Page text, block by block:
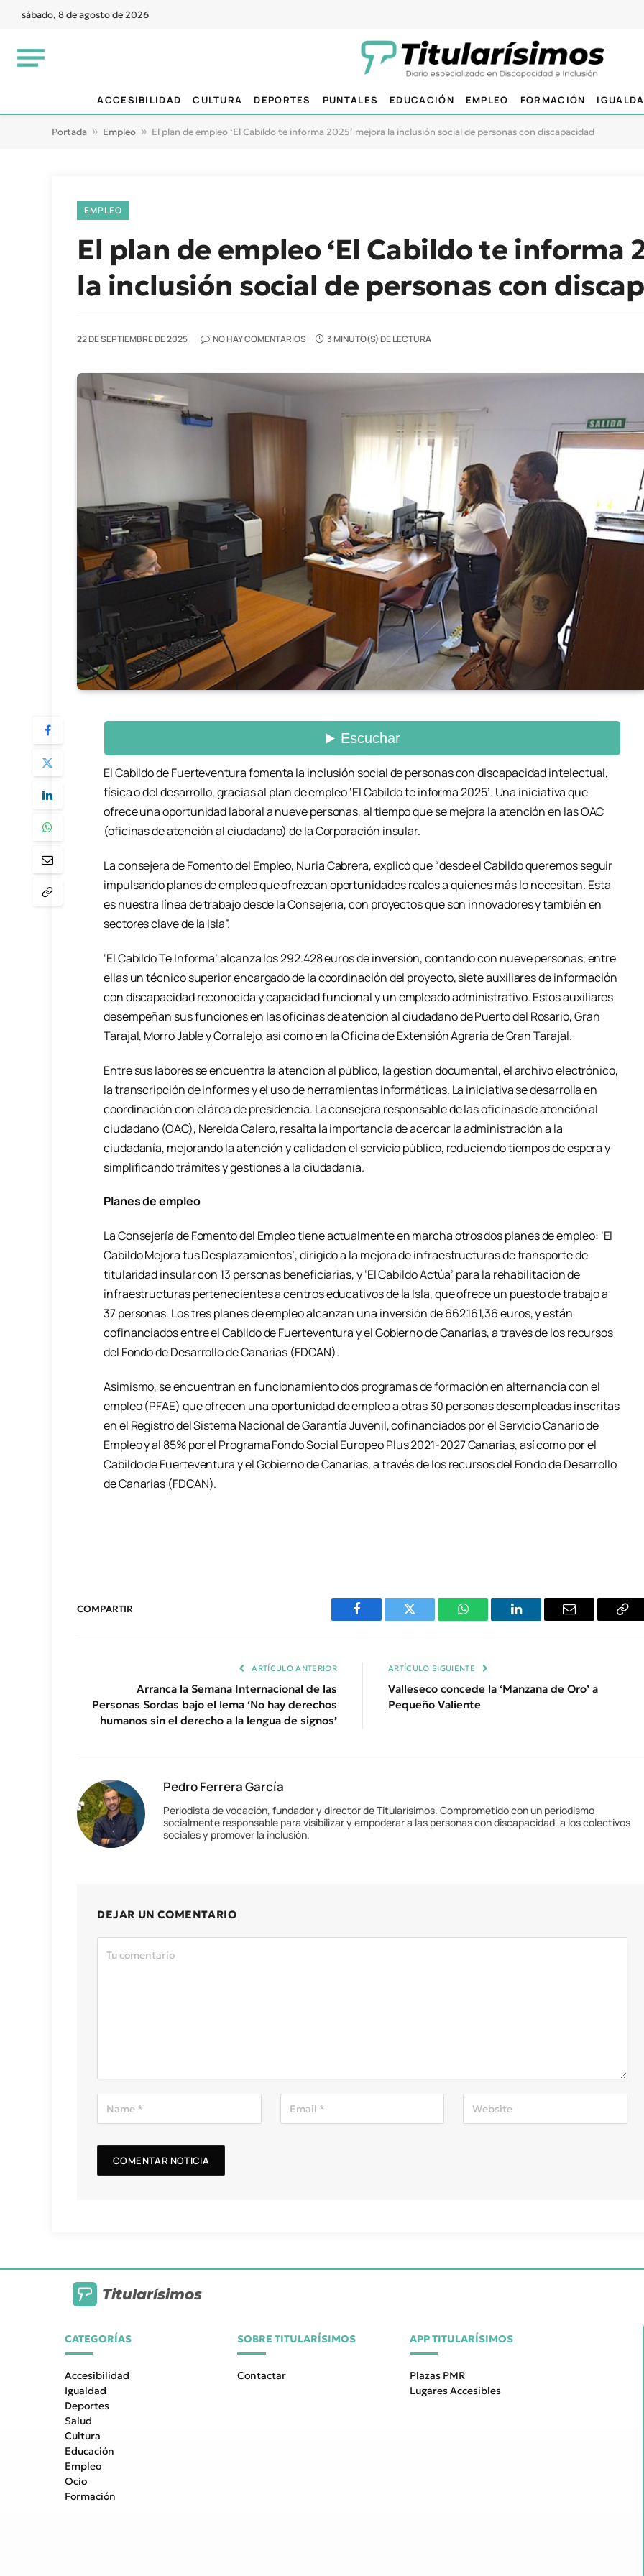
sábado, 8 de agosto de 2026
ACCESIBILIDAD CULTURA DEPORTES PUNTALES EDUCACIÓN EMPLEO FORMACIÓN
Portada » Empleo » El plan de empleo ‘El Cabildo te informa 2025’ mejora la inclusión social de personas con discapacidad
EMPLEO
El plan de empleo ‘El Cabildo te informa
la inclusión social de personas con
22 DE SEPTIEMBRE DE 2025 NO HAY COMENTARIOS 3 MINUTO(S) DE LECTURA
El Cabildo de Fuerteventura fomenta la inclusión social de personas con discapacidad intelectual,
física o del desarrollo, gracias al plan de empleo ‘El Cabildo te informa 2025’. Una iniciativa que
ofrece una oportunidad laboral a nueve personas, al tiempo que se mejora la atención en las OAC
(oficinas de atención al ciudadano) de la Corporación insular.
La consejera de Fomento del Empleo, Nuria Cabrera, explicó que “desde el Cabildo queremos seguir
impulsando planes de empleo que ofrezcan oportunidades reales a quienes más lo necesitan. Esta
es nuestra línea de trabajo desde la Consejería, con proyectos que son innovadores y también en
sectores clave de la Isla”.
‘El Cabildo Te Informa’ alcanza los 292.428 euros de inversión, contando con nueve personas, entre
ellas un técnico superior encargado de la coordinación del proyecto, siete auxiliares de información
con discapacidad reconocida y capacidad funcional y un empleado administrativo. Estos auxiliares
desempeñan sus funciones en las oficinas de atención al ciudadano de Puerto del Rosario, Gran
Tarajal, Morro Jable y Corralejo, así como en la Oficina de Extensión Agraria de Gran Tarajal.
Entre sus labores se encuentra la atención al público, la gestión documental, el archivo electrónico,
la transcripción de informes y el uso de herramientas informáticas. La iniciativa se desarrolla en
coordinación con el área de presidencia. La consejera responsable de las oficinas de atención al
ciudadano (OAC), Nereida Calero, resalta la importancia de acercar la administración a la
ciudadanía, mejorando la atención y calidad en el servicio público, reduciendo tiempos de espera y
simplificando trámites y gestiones a la ciudadanía.
Planes de empleo
La Consejería de Fomento del Empleo tiene actualmente en marcha otros dos planes de empleo: ‘El
Cabildo Mejora tus Desplazamientos’, dirigido a la mejora de infraestructuras de transporte de
titularidad insular con 13 personas beneficiarias, y ‘El Cabildo Actúa’ para la rehabilitación de
infraestructuras pertenecientes a centros educativos de la Isla, que ofrece un puesto de trabajo a
37 personas. Los tres planes de empleo alcanzan una inversión de 662.161,36 euros, y están
cofinanciados entre el Cabildo de Fuerteventura y el Gobierno de Canarias, a través de los recursos
del Fondo de Desarrollo de Canarias (FDCAN).
Asimismo, se encuentran en funcionamiento dos programas de formación en alternancia con el
empleo (PFAE) que ofrecen una oportunidad de empleo a otras 30 personas desempleadas inscritas
en el Registro del Sistema Nacional de Garantía Juvenil, cofinanciados por el Servicio Canario de
Empleo y al 85% por el Programa Fondo Social Europeo Plus 2021-2027 Canarias, así como por el
Cabildo de Fuerteventura y el Gobierno de Canarias, a través de los recursos del Fondo de Desarrollo
de Canarias (FDCAN).
COMPARTIR
Facebook Twitter WhatsAppLinkedIn Email
ARTÍCULO ANTERIOR
Arranca la Semana Internacional de las
Personas Sordas bajo el lema ‘No hay derechos
humanos sin el derecho a la lengua de signos’
ARTÍCULO SIGUIENTE
Valleseco concede la ‘Manzana de Oro’ a
Pequeño Valiente
Pedro Ferrera García
Periodista de vocación, fundador y director de Titularísimos. Comprometido con un periodismo
socialmente responsable para visibilizar y empoderar a las personas con discapacidad, a los colectivos
sociales y promover la inclusión.
DEJAR UN COMENTARIO
Titularísimos
CATEGORÍAS
Accesibilidad
Igualdad
Deportes
Salud
Cultura
Educación
Empleo
Ocio
Formación
SOBRE TITULARÍSIMOS
Contactar
APP TITULARÍSIMOS
Plazas PMR
Lugares Accesibles